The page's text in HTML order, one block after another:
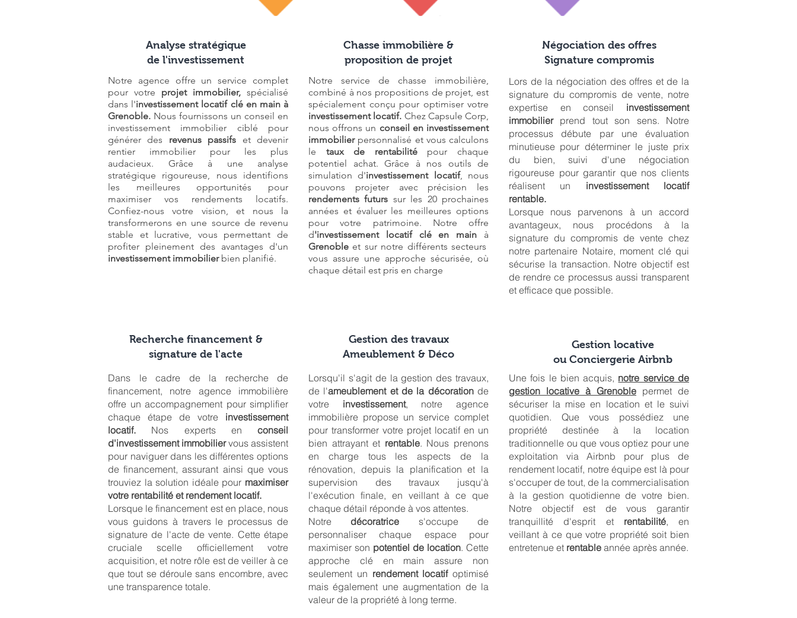
Analyse stratégique
de l'investissement
Notre agence offre un service complet
pour votre projet immobilier, spécialisé
dans l'investissement locatif clé en main à
Grenoble. Nous fournissons un conseil en
investissement immobilier ciblé pour
générer des revenus passifs et devenir
rentier immobilier pour les plus
audacieux. Grâce à une analyse
stratégique rigoureuse, nous identifions
les meilleures opportunités pour
maximiser vos rendements locatifs.
Confiez-nous votre vision, et nous la
transformerons en une source de revenu
stable et lucrative, vous permettant de
profiter pleinement des avantages d'un
investissement immobilierbien planifié.
Recherche financement &
signature de l'acte
Dans le cadre de la recherche de
financement, notre agence immobilière
offre un accompagnement pour simplifier
chaque étape de votre investissement
locatif. Nos experts en conseil
d'investissement immobiliervous assistent
pour naviguer dans les différentes options
de financement, assurant ainsi que vous
trouviez la solution idéale pour maximiser
votre rentabilité et rendement locatif.
Lorsque le financement est en place, nous
vous guidons à travers le processus de
signature de l'acte de vente. Cette étape
cruciale scelle officiellement votre
acquisition, et notre rôle est de veiller à ce
que tout se déroule sans encombre, avec
une transparence totale.
Chasse immobilière &
proposition de projet
Notre service de chasse immobilière,
combiné à nos propositions de projet, est
spécialement conçu pour optimiser votre
investissement locatif. Chez Capsule Corp,
nous offrons un conseil en investissement
immobilier personnalisé et vous calculons
le taux de rentabilitépour chaque
potentiel achat. Grâce à nos outils de
simulation d'investissement locatif, nous
pouvons projeter avec précision les
rendements futurs sur les 20 prochaines
années et évaluer les meilleures options
pour votre patrimoine. Notre offre
d'investissement locatif clé en main à
Grenoble et sur notre différents secteurs
vous assure une approche sécurisée, où
chaque détail est pris en charge
Gestion des travaux
Ameublement & Déco
Lorsqu'il s'agit de la gestion des travaux,
de l'ameublement et de la décorationde
votre investissement, notre agence
immobilière propose un service complet
pour transformer votre projet locatif en un
bien attrayant et rentable. Nous prenons
en charge tous les aspects de la
rénovation, depuis la planification et la
supervision des travaux jusqu'à
l'exécution finale, en veillant à ce que
chaque détail réponde à vos attentes.
Notre décoratrice s'occupe de
personnaliser chaque espace pour
maximiser son potentiel de location. Cette
approche clé en main assure non
seulement un rendement locatifoptimisé
mais également une augmentation de la
valeur de la propriété à long terme.
Négociation des offres
Signature compromis
Lors de la négociation des offres et de la
signature du compromis de vente, notre
expertise en conseil investissement
immobilierprend tout son sens. Notre
processus débute par une évaluation
minutieuse pour déterminer le juste prix
du bien, suivi d'une négociation
rigoureuse pour garantir que nos clients
réalisent un investissement locatif
rentable.
Lorsque nous parvenons à un accord
avantageux, nous procédons à la
signature du compromis de vente chez
notre partenaire Notaire, moment clé qui
sécurise la transaction. Notre objectif est
de rendre ce processus aussi transparent
et efficace que possible.
Gestion locative
ou Conciergerie Airbnb
Une fois le bien acquis, notre service de
gestion locative à Grenoble permet de
sécuriser la mise en location et le suivi
quotidien. Que vous possédiez une
propriété destinée à la location
traditionnelle ou que vous optiez pour une
exploitation via Airbnb pour plus de
rendement locatif, notre équipe est là pour
s'occuper de tout, de la commercialisation
à la gestion quotidienne de votre bien.
Notre objectif est de vous garantir
tranquillité d'esprit et rentabilité, en
veillant à ce que votre propriété soit bien
entretenue et rentable année après année.